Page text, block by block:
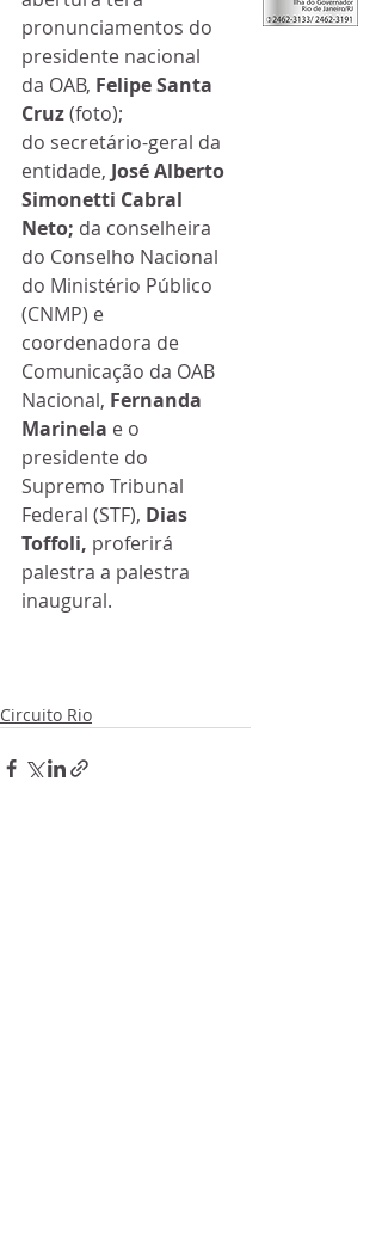
pronunciamentos do
presidente nacional
da OAB, Felipe Santa
Cruz (foto);
do secretário-geral da
entidade, José Alberto
Simonetti Cabral
Neto; da conselheira
do Conselho Nacional
do Ministério Público
(CNMP) e
coordenadora de
Comunicação da OAB
Nacional, Fernanda
Marinela e o
presidente do
Supremo Tribunal
Federal (STF), Dias
Toffoli, proferirá
palestra a palestra
inaugural.
Circuito Rio